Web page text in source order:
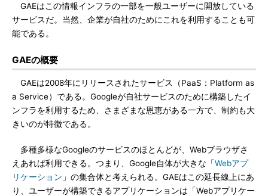
GAEはこの情報インフラの一部を一般ユーザーに開放している
サービスだ。当然、企業が自社のためにこれを利用することも可
能である。
GAEの概要
GAEは2008年にリリースされたサービス（PaaS：Platform as
a Service）である。Googleが自社サービスのために構築したイ
ンフラを利用するため、さまざまな恩恵がある一方で、制約も大
きいのが特徴である。
多種多様なGoogleのサービスのほとんどが、Webブラウザさ
えあれば利用できる。つまり、Google自体が大きな「Webアプ
リケーション 」の集合体と考えられる。GAEはこの延長線上にあ
り、ユーザーが構築できるアプリケーションは「Webアプリケー